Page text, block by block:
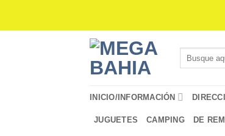
INICIO/INFORMACIÓN
JUGUETES CAMPING DE